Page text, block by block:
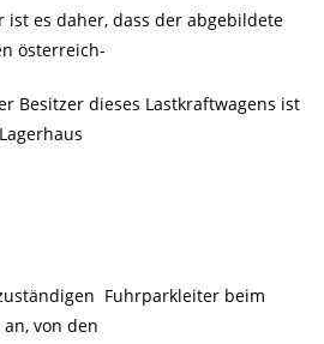
ist es daher, dass der abgebildete
österreich-
Besitzer dieses Lastkraftwagens ist
Fuhrparkleiter beim
von den